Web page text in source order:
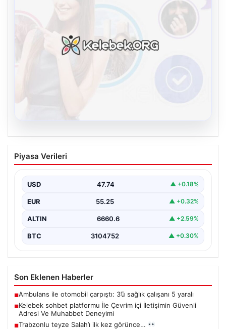
Kelebek sohbet platformu İle Çevrim içi
İletişimin Güvenli Adresi Ve Muhabbet
İnternet dünyasında kullanıcıların güvenli bir biçimde
çeşitli…
Piyasa Verileri
USD 47.74 ▲ +0.18%
EUR 55.25 ▲ +0.32%
ALTIN 6660.6 ▲ +2.59%
BTC 3104752 ▲ +0.30%
Son Eklenen Haberler
■Ambulans ile otomobil çarpıştı: 3’ü sağlık çalışanı 5 yaralı
■Kelebek sohbet platformu İle Çevrim içi İletişimin Güvenli
Adresi Ve Muhabbet Deneyimi
■Trabzonlu teyze Salah’ı ilk kez görünce…